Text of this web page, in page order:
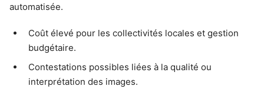
automatisée.
Coût élevé pour les collectivités locales et gestion
budgétaire.
Contestations possibles liées à la qualité ou
interprétation des images.